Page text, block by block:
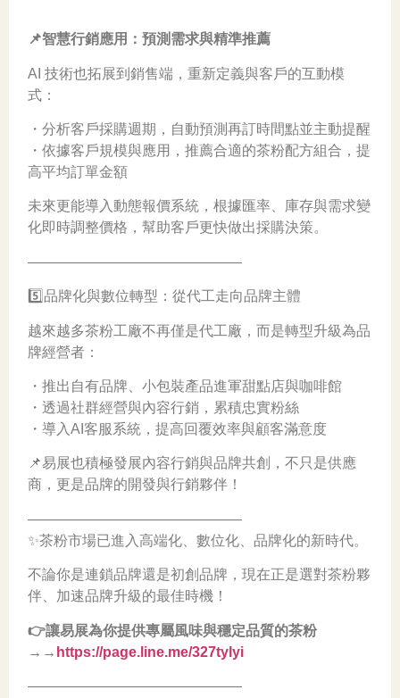
📌智慧行銷應用：預測需求與精準推薦
AI 技術也拓展到銷售端，重新定義與客戶的互動模
式：
・分析客戶採購週期，自動預測再訂時間點並主動提醒
・依據客戶規模與應用，推薦合適的茶粉配方組合，提
高平均訂單金額
未來更能導入動態報價系統，根據匯率、庫存與需求變
化即時調整價格，幫助客戶更快做出採購決策。
———————————————
5️⃣品牌化與數位轉型：從代工走向品牌主體
越來越多茶粉工廠不再僅是代工廠，而是轉型升級為品
牌經營者：
・推出自有品牌、小包裝產品進軍甜點店與咖啡館
・透過社群經營與內容行銷，累積忠實粉絲
・導入AI客服系統，提高回覆效率與顧客滿意度
📌易展也積極發展內容行銷與品牌共創，不只是供應
商，更是品牌的開發與行銷夥伴！
———————————————
✨茶粉市場已進入高端化、數位化、品牌化的新時代。
不論你是連鎖品牌還是初創品牌，現在正是選對茶粉夥
伴、加速品牌升級的最佳時機！
👉讓易展為你提供專屬風味與穩定品質的茶粉
→→ https://page.line.me/327tylyi
———————————————